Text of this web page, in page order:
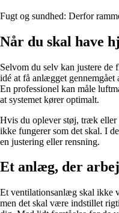
Fugt og sundhed: Derfor
Når du skal have
Selvom du selv kan justere de
idé at få anlægget gennemgået
En professionel kan måle
at systemet kører optimalt.
Hvis du oplever støj, træk eller
ikke fungerer som det skal. I
en justering eller rensning.
Et anlæg, der
Et ventilationsanlæg skal ikke
men det skal være indstillet